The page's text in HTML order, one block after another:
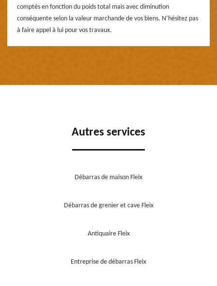
comptés en fonction du poids total mais avec diminution
conséquente selon la valeur marchande de vos biens. N’hésitez pas
à faire appel à lui pour vos travaux.
Autres services
Débarras de maison Fleix
Débarras de grenier et cave Fleix
Antiquaire Fleix
Entreprise de débarras Fleix